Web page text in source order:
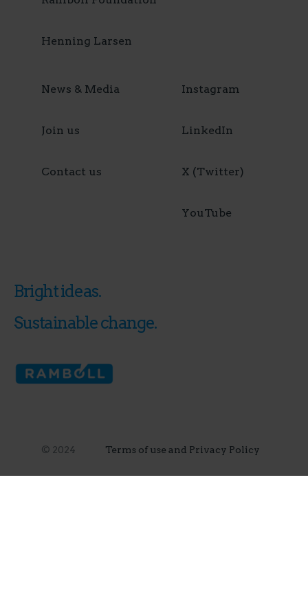
Henning Larsen
News & Media
Join us
Contact us
Instagram
LinkedIn
X (Twitter)
YouTube
Bright ideas.
Sustainable change.
© 2024 Terms of use and Privacy Policy